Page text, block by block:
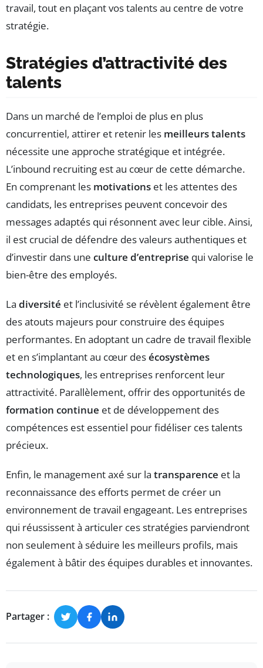
travail, tout en plaçant vos talents au centre de votre
stratégie.
Stratégies d’attractivité des
talents
Dans un marché de l’emploi de plus en plus
concurrentiel, attirer et retenir les meilleurs talents
nécessite une approche stratégique et intégrée.
L’inbound recruiting est au cœur de cette démarche.
En comprenant les motivations et les attentes des
candidats, les entreprises peuvent concevoir des
messages adaptés qui résonnent avec leur cible. Ainsi,
il est crucial de défendre des valeurs authentiques et
d’investir dans une culture d’entreprise qui valorise le
bien-être des employés.
La diversité et l’inclusivité se révèlent également être
des atouts majeurs pour construire des équipes
performantes. En adoptant un cadre de travail flexible
et en s’implantant au cœur desécosystèmes
technologiques, les entreprises renforcent leur
attractivité. Parallèlement, offrir des opportunités de
formation continue et de développement des
compétences est essentiel pour fidéliser ces talents
précieux.
Enfin, le management axé sur la transparence et la
reconnaissance des efforts permet de créer un
environnement de travail engageant. Les entreprises
qui réussissent à articuler ces stratégies parviendront
non seulement à séduire les meilleurs profils, mais
également à bâtir des équipes durables et innovantes.
Partager :